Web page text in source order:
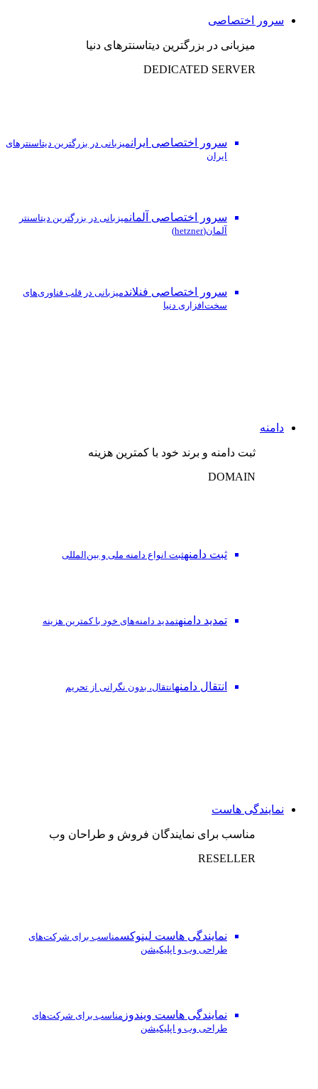
سرور اختصاصی
میزبانی در بزرگترین دیتاسنترهای دنیا
DEDICATED SERVER
سرور اختصاصی ایرانمیزبانی در بزرگترین دیتاسنترهای
ایران
سرور اختصاصی آلمانمیزبانی در بزرگترین دیتاسنتر
آلمان(hetzner)
سرور اختصاصی فنلاندمیزبانی در قلب فناوری‌های
سخت‌افزاری دنیا
دامنه
ثبت دامنه و برند خود با کمترین هزینه
DOMAIN
ثبت دامنهثبت انواع دامنه ملی و بین‌المللی
تمدید دامنهتمدید دامنه‌های خود با کمترین هزینه
انتقال دامنهانتقال، بدون نگرانی از تحریم
نمایندگی هاست
مناسب برای نمایندگان فروش و طراحان وب
RESELLER
نمایندگی هاست لینوکسمناسب برای شرکت‌های
طراحی وب و اپلیکیشن
نمایندگی هاست ویندوز مناسب برای شرکت‌های
طراحی وب و اپلیکیشن